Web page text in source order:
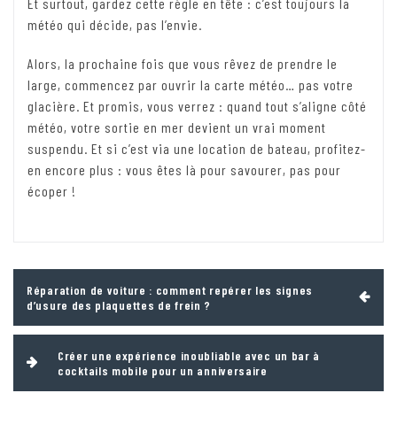
météo qui décide, pas l’envie.
Alors, la prochaine fois que vous rêvez de prendre le
large, commencez par ouvrir la carte météo… pas votre
glacière. Et promis, vous verrez : quand tout s’aligne côté
météo, votre sortie en mer devient un vrai moment
suspendu. Et si c’est via une location de bateau, profitez-
en encore plus : vous êtes là pour savourer, pas pour
écoper !
de
l’article
Réparation de voiture : comment repérer les signes
d’usure des plaquettes de frein ?
Créer une expérience inoubliable avec un bar à
cocktails mobile pour un anniversaire